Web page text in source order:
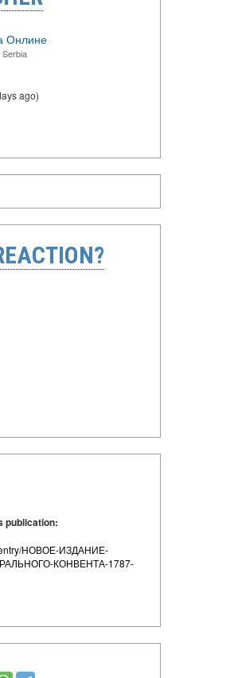
Онлине
Serbia
ago)
publication:
entry/НОВОЕ-ИЗДАНИЕ-
КОНВЕНТА-1787-